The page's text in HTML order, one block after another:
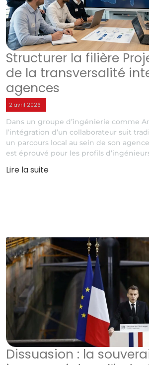
Structurer la filière
de la transversalité
agences
2 avril 2026
Dans un groupe d’ingénierie comme
l’intégration d’un collaborateur suit
un parcours local au sein de son
est éprouvé pour les profils
Lire la suite
Dissuasion : la